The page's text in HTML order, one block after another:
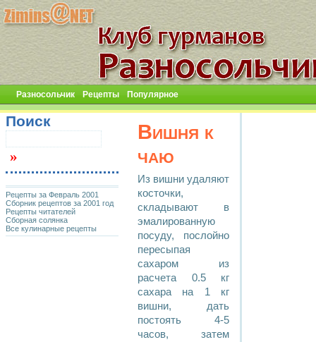
Разносольчик Рецепты Популярное
Вишня к
чаю
Из вишни удаляют
косточки,
складывают в
эмалированную
посуду, послойно
пересыпая
сахаром из
расчета 0.5 кг
сахара на 1 кг
вишни, дать
постоять 4-5
часов, затем
Поиск
Рецепты за Февраль 2001
Сборник рецептов за 2001 год
Рецепты читателей
Сборная солянка
Все кулинарные рецепты